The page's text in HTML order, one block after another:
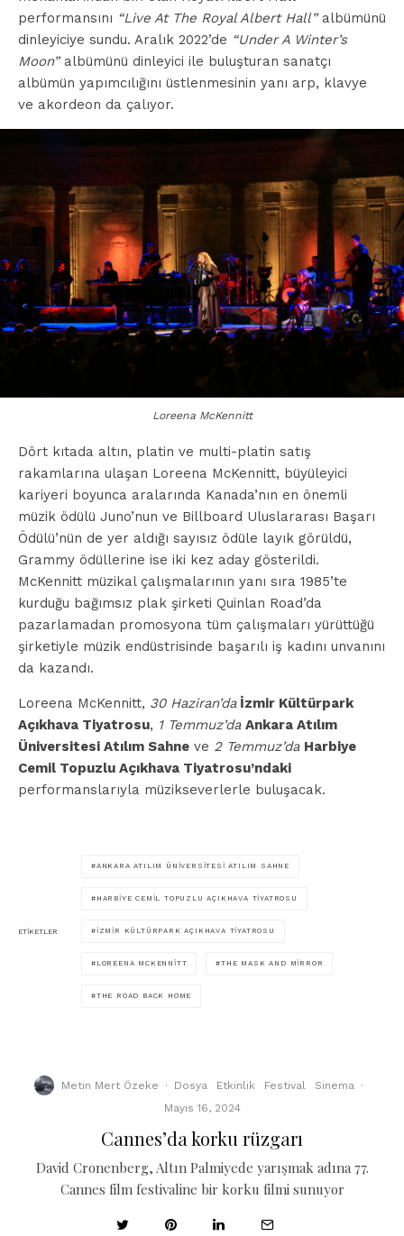
performansını “Live At The Royal Albert Hall”albümünü
dinleyiciye sundu. Aralık 2022’de “Under A Winter’s
Moon”albümünü dinleyici ile buluşturan sanatçı
albümün yapımcılığını üstlenmesinin yanı arp, klavye
ve akordeon da çalıyor.
Loreena McKennitt
Dört kıtada altın, platin ve multi-platin satış
rakamlarına ulaşan Loreena McKennitt, büyüleyici
kariyeri boyunca aralarında Kanada’nın en önemli
müzik ödülü Juno’nun ve Billboard Uluslararası Başarı
Ödülü’nün de yer aldığı sayısız ödüle layık görüldü,
Grammy ödüllerine ise iki kez aday gösterildi.
McKennitt müzikal çalışmalarının yanı sıra 1985’te
kurduğu bağımsız plak şirketi Quinlan Road’da
pazarlamadan promosyona tüm çalışmaları yürüttüğü
şirketiyle müzik endüstrisinde başarılı iş kadını unvanını
da kazandı.
Loreena McKennitt, 30 Haziran’daİzmir Kültürpark
Açıkhava Tiyatrosu, 1 Temmuz’da Ankara Atılım
Üniversitesi Atılım Sahne ve 2 Temmuz’da Harbiye
Cemil Topuzlu Açıkhava Tiyatrosu’ndaki
performanslarıyla müzikseverlerle buluşacak.
ETIKETLER
ANKARA ATILIM ÜNIVERSITESI ATILIM SAHNE
HARBIYE CEMIL TOPUZLU AÇIKHAVA TIYATROSU
İZMIR KÜLTÜRPARK AÇIKHAVA TIYATROSU
LOREENA MCKENNITT THE MASK AND MIRROR
THE ROAD BACK HOME
Metin Mert Özeke · Dosya Etkinlik Festival Sinema ·
Mayıs 16, 2024
Cannes’da korku rüzgarı
David Cronenberg, Altın Palmiyede yarışmak adına 77.
Cannes film festivaline bir korku filmi sunuyor